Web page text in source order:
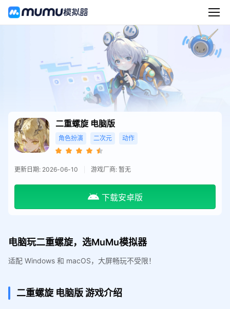
二重螺旋 电脑版
角色扮演 二次元 动作
更新日期: 2026-06-10 游戏厂商: 暂无
下载安卓版
电脑玩二重螺旋，选MuMu模拟器
适配 Windows 和 macOS，大屏畅玩不受限！
二重螺旋 电脑版游戏介绍